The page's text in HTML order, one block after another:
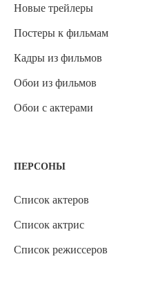
Новые трейлеры
Постеры к фильмам
Кадры из фильмов
Обои из фильмов
Обои с актерами
ПЕРСОНЫ
Список актеров
Список актрис
Список режиссеров